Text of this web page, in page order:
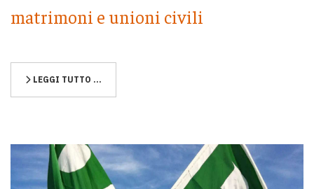
matrimoni e unioni civili
LEGGI TUTTO …